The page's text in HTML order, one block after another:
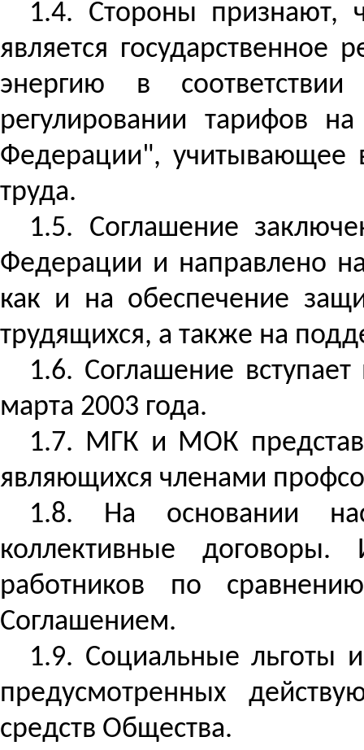
1.4. Стороны признают,
является государственное
энергию в
регулировании тарифов
Федерации", учитывающее
труда.
1.5. Соглашение
Федерации и направлено
как и на обеспечение
трудящихся, а также на
1.6. Соглашение
марта 2003 года.
1.7. МГК и МОК
являющихся членами
1.8. На основании
коллективные
работников по
Соглашением.
1.9. Социальные льготы
предусмотренных
средств Общества.